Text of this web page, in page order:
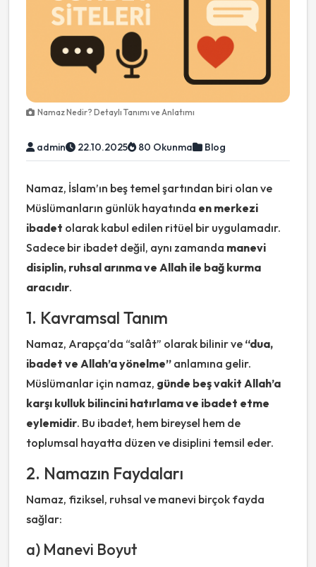
Namaz Nedir? Detaylı Tanımı ve Anlatımı
admin 22.10.2025 80 Okunma Blog
Namaz, İslam’ın beş temel şartından biri olan ve
Müslümanların günlük hayatında en merkezi
ibadet olarak kabul edilen ritüel bir uygulamadır.
Sadece bir ibadet değil, aynı zamanda manevi
disiplin, ruhsal arınma ve Allah ile bağ kurma
aracıdır.
1. Kavramsal Tanım
Namaz, Arapça’da “salât” olarak bilinir ve “dua,
ibadet ve Allah’a yönelme” anlamına gelir.
Müslümanlar için namaz, günde beş vakit Allah’a
karşı kulluk bilincini hatırlama ve ibadet etme
eylemidir. Bu ibadet, hem bireysel hem de
toplumsal hayatta düzen ve disiplini temsil eder.
2. Namazın Faydaları
Namaz, fiziksel, ruhsal ve manevi birçok fayda
sağlar:
a) Manevi Boyut